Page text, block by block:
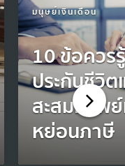
มนุษย์เงินเดือน
10 ข้อควร
ประกันชีวิ
สะสมทรัพ
หย่อนภาษี